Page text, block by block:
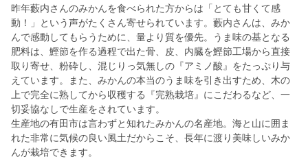
昨年藪内さんのみかんを食べられた方からは「とても甘くて感
動！」という声がたくさん寄せられています。藪内さんは、みか
んで感動してもらうために、量より質を優先。うま味の基となる
肥料は、鰹節を作る過程で出た骨、皮、内臓を鰹節工場から直接
取り寄せ、粉砕し、混じりっ気無しの『アミノ酸』をたっぷり与
えています。また、みかんの本当のうま味を引き出すため、木の
上で完全に熟してから収穫する『完熟栽培』にこだわるなど、一
切妥協なしで生産をされています。
生産地の有田市は言わずと知れたみかんの名産地。海と山に囲ま
れた非常に気候の良い風土だからこそ、長年に渡り美味しいみか
んが栽培できます。